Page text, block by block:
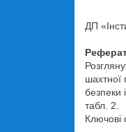
ДП
шахтної
безпеки
табл. 2.
Ключові